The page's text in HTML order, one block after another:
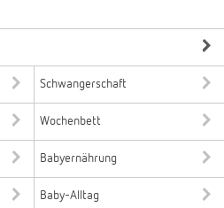
Schwangerschaft
Wochenbett
Babyernährung
Baby-Alltag